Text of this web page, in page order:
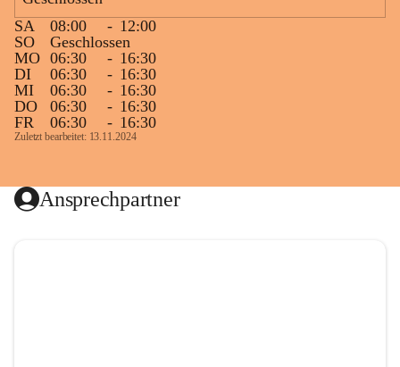
SA
08:00 - 12:00
SO
Geschlossen
MO 06:30 - 16:30
DI
06:30 - 16:30
MI
06:30 - 16:30
DO
06:30 - 16:30
FR
06:30 - 16:30
Zuletzt bearbeitet: 13.11.2024
Ansprechpartner